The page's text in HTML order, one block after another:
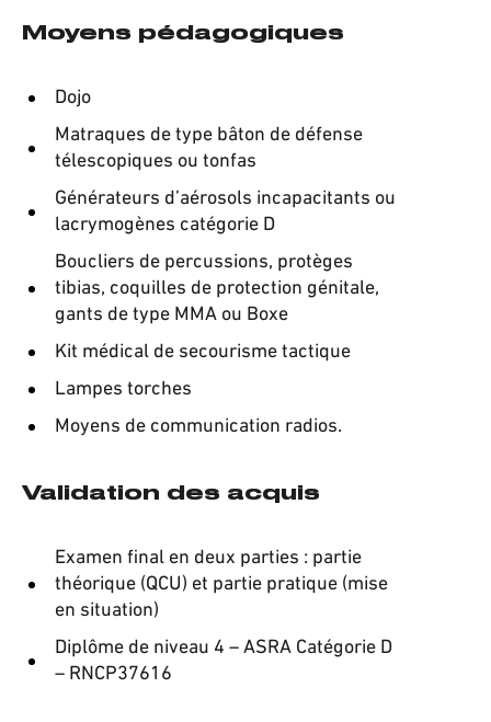
Moyens pédagogiques
Dojo
Matraques de type bâton de défense
télescopiques ou tonfas
Générateurs d’aérosols incapacitants ou
lacrymogènes catégorie D
Boucliers de percussions, protèges
tibias, coquilles de protection génitale,
gants de type MMA ou Boxe
Kit médical de secourisme tactique
Lampes torches
Moyens de communication radios.
Validation des acquis
Examen final en deux parties : partie
théorique (QCU) et partie pratique (mise
en situation)
Diplôme de niveau 4 – ASRA Catégorie D
– RNCP37616